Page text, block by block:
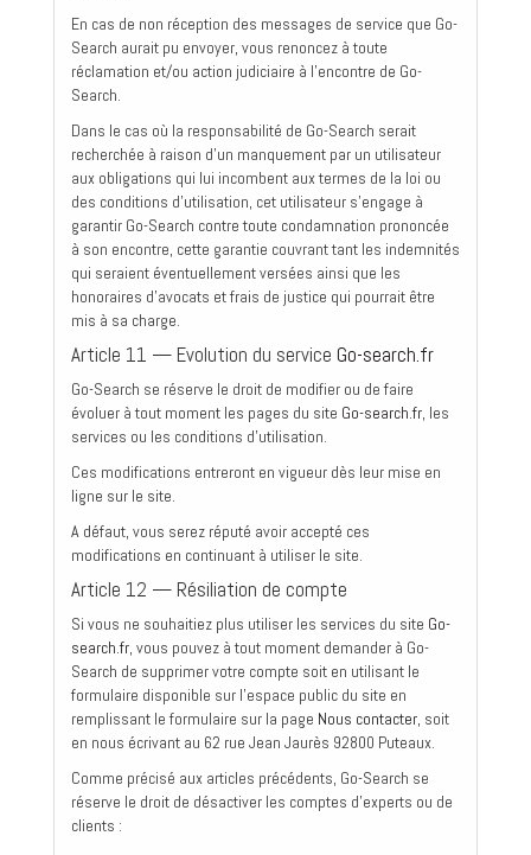
En cas de non réception des messages de service que Go-
Search aurait pu envoyer, vous renoncez à toute
réclamation et/ou action judiciaire à l'encontre de Go-
Search.
Dans le cas où la responsabilité de Go-Search serait
recherchée à raison d'un manquement par un utilisateur
aux obligations qui lui incombent aux termes de la loi ou
des conditions d'utilisation, cet utilisateur s'engage à
garantir Go-Search contre toute condamnation prononcée
à son encontre, cette garantie couvrant tant les indemnités
qui seraient éventuellement versées ainsi que les
honoraires d'avocats et frais de justice qui pourrait être
mis à sa charge.
Article 11 — Evolution du service Go-search.fr
Go-Search se réserve le droit de modifier ou de faire
évoluer à tout moment les pages du site Go-search.fr, les
services ou les conditions d'utilisation.
Ces modifications entreront en vigueur dès leur mise en
ligne sur le site.
A défaut, vous serez réputé avoir accepté ces
modifications en continuant à utiliser le site.
Article 12 — Résiliation de compte
Si vous ne souhaitiez plus utiliser les services du site Go-
search.fr, vous pouvez à tout moment demander à Go-
Search de supprimer votre compte soit en utilisant le
formulaire disponible sur l'espace public du site en
remplissant le formulaire sur la page Nous contacter, soit
en nous écrivant au 62 rue Jean Jaurès 92800 Puteaux.
Comme précisé aux articles précédents, Go-Search se
réserve le droit de désactiver les comptes d'experts ou de
clients :